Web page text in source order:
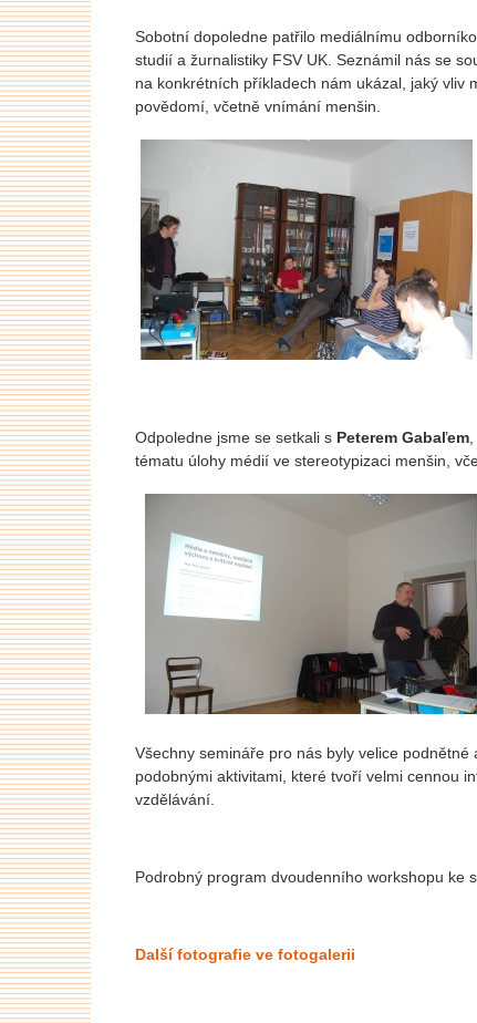
Sobotní dopoledne patřilo mediálnímu
studií a žurnalistiky FSV UK. Seznámil nás se
na konkrétních příkladech nám ukázal, jaký vliv
povědomí, včetně vnímání menšin.
Odpoledne jsme se setkali s Peterem Gabaľem
tématu úlohy médií ve stereotypizaci menšin,
Všechny semináře pro nás byly velice
podobnými aktivitami, které tvoří velmi cennou
vzdělávání.
Podrobný program dvoudenního workshopu ke
Další fotografie ve fotogalerii